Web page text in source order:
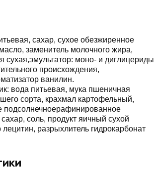
сахар, сухое обезжиренное
заменитель молочного жира,
сухая,эмульгатор: моно- и диглицериды
происхождения,
ванилин.
вода питьевая, мука пшеничная
сорта, крахмал картофельный,
подсолнечноерафинированное
соль, продукт яичный сухой
разрыхлитель гидрокарбонат